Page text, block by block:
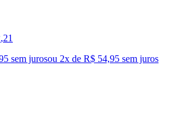
,21
sem jurosou 2x de R$ 54,95 sem juros